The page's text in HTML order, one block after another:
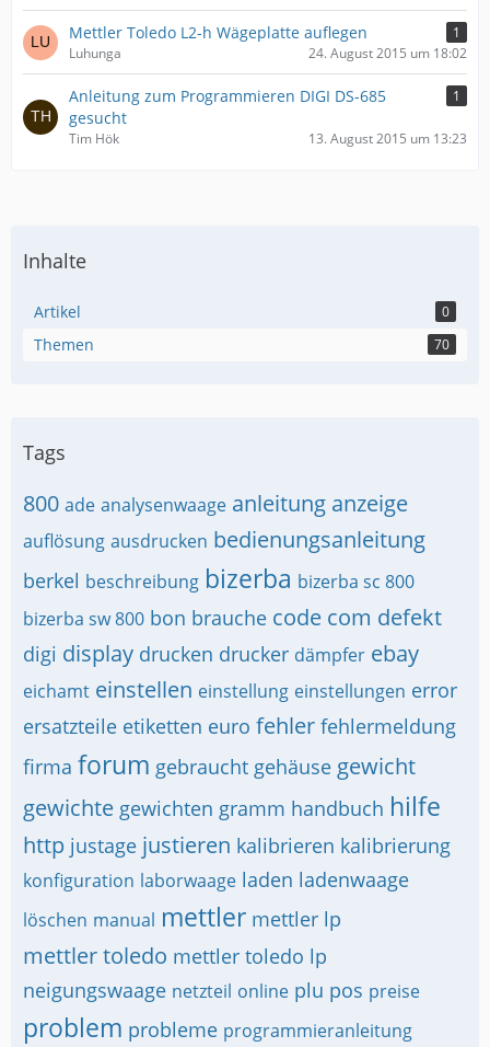
Mettler Toledo L2-h Wägeplatte auflegen
1
Luhunga
24. August 2015 um 18:02
Anleitung zum Programmieren DIGI DS-685
gesucht
1
Tim Hök 13. August 2015 um 13:23
Inhalte
Artikel 0
Themen 70
Tags
800 ade analysenwaage anleitung anzeige
auflösung ausdrucken bedienungsanleitung
berkel beschreibung bizerba bizerba sc 800
bizerba sw 800 bon brauche code com defekt
digi display drucken drucker dämpfer ebay
eichamt einstellen einstellung einstellungen error
ersatzteile etiketten euro fehler fehlermeldung
firma forum gebraucht gehäuse gewicht
gewichte gewichten gramm handbuch hilfe
http justage justieren kalibrieren kalibrierung
konfiguration laborwaage laden ladenwaage
löschen manual mettler mettler lp
mettler toledo mettler toledo lp
neigungswaage netzteil online plu pos preise
problem probleme programmieranleitung